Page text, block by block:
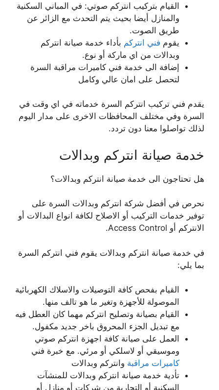
القيام بتركيب انتركم صوتي: في المباني السكنية
والمنازل أيضا بحيث يتم التحدث مع الزائر عن
طريق الصوت.
يقوم فني انتركم بأداء خدمة صيانة انتركم
وبدالات من اي ماركة أو نوع.
إضافة الى خدمة فني كاميرات مراقبة السرة
لتحصل على امان عالي وكامل
يقدم فني تركيب انتركم السرة خدماته في اي وقت في
السرة وفي مختلف المحافظات الاخرى على مدار اليوم
لذلك تواصلوا معنا دون تردد.
خدمة صيانة انتركم وبدالات
هل تحتاجون الى خدمة صيانة انتركم وبدالات؟
نحرص في أفضل شركة انتركم وبدالات السرة على
توفير خدمات التركيب أو الاصلاح لكافة انواع البدالات أو
الانتركم أو Access Control.
في خدمة صيانة انتركم وبدالات يقوم فني انتركم السرة
بما يلي:
القيام بفحص كافة التوصيلات والاسلاك الكهربائية
الموصولة للأجهزة وتغير ما هو تالف منها.
القيام بصيانة وتصليح انتركم مهما كان العطل فيه
مع تبديل الجزء المحروق باخر جديد مكفول.
العمل على صيانة كافة اجهزة انتركم صوتي
وموسيقي أو لاسلكي أو مرئي. مع خبرة فني
كاميرات مراقبة وانتركم وبدالات
تأدية خدمة صيانة انتركم وبدالات للمنشآت
السكنية أو التجارية من شركات أو منازل أو